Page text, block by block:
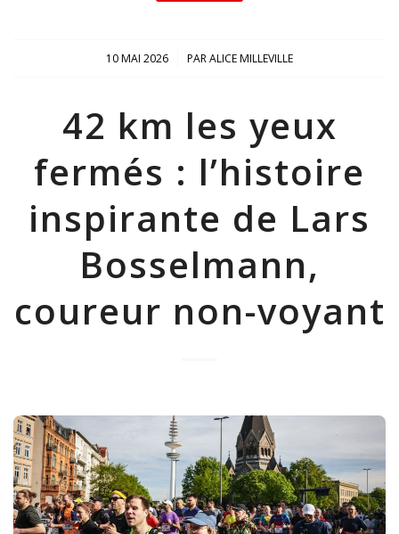
10 MAI 2026
/ PARALICE MILLEVILLE
42 km les yeux
fermés : l’histoire
inspirante de Lars
Bosselmann,
coureur non-voyant